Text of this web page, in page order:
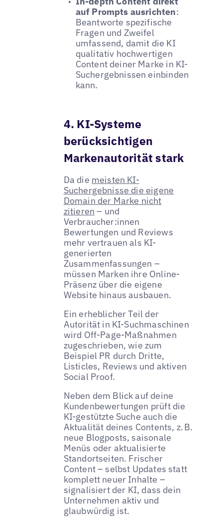
auf Prompts ausrichten:
Beantworte spezifische
Fragen und Zweifel
umfassend, damit die KI
qualitativ hochwertigen
Content deiner Marke in KI-
Suchergebnissen einbinden
kann.
4. KI-Systeme
berücksichtigen
Markenautorität stark
Da die meisten KI-
Suchergebnisse die eigene
Domain der Marke nicht
zitieren – und
Verbraucher:innen
Bewertungen und Reviews
mehr vertrauen als KI-
generierten
Zusammenfassungen –
müssen Marken ihre Online-
Präsenz über die eigene
Website hinaus ausbauen.
Ein erheblicher Teil der
Autorität in KI-Suchmaschinen
wird Off-Page-Maßnahmen
zugeschrieben, wie zum
Beispiel PR durch Dritte,
Listicles, Reviews und aktiven
Social Proof.
Neben dem Blick auf deine
Kundenbewertungen prüft die
KI-gestützte Suche auch die
Aktualität deines Contents, z. B.
neue Blogposts, saisonale
Menüs oder aktualisierte
Standortseiten. Frischer
Content – selbst Updates statt
komplett neuer Inhalte –
signalisiert der KI, dass dein
Unternehmen aktiv und
glaubwürdig ist.